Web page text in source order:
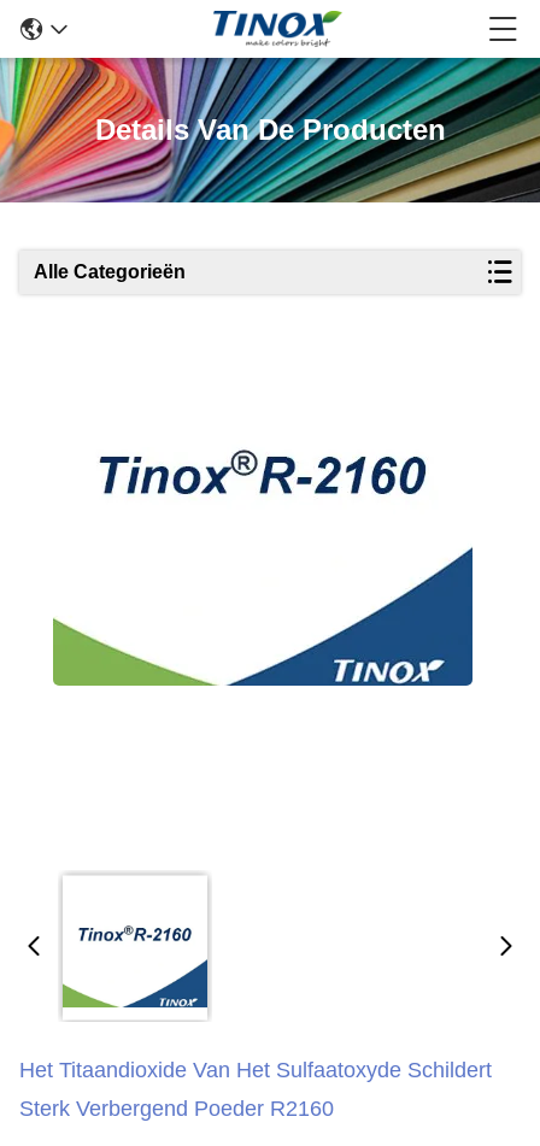
Details Van De Producten
Alle Categorieën
Het Titaandioxide Van Het Sulfaatoxyde Schildert
Sterk Verbergend Poeder R2160